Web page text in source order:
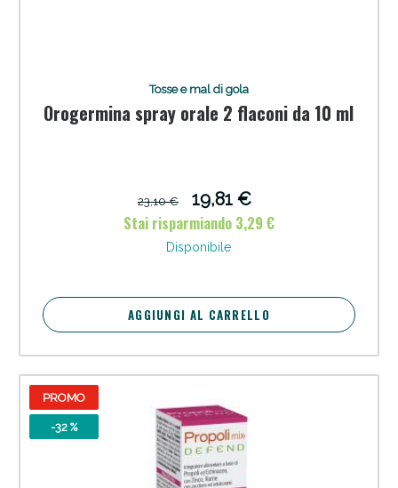
Tosse e mal di gola
Orogermina spray orale 2 flaconi da 10 ml
23,10 €
19,81 €
Stai risparmiando 3,29 €
Disponibile
AGGIUNGI AL CARRELLO
PROMO
-32 %